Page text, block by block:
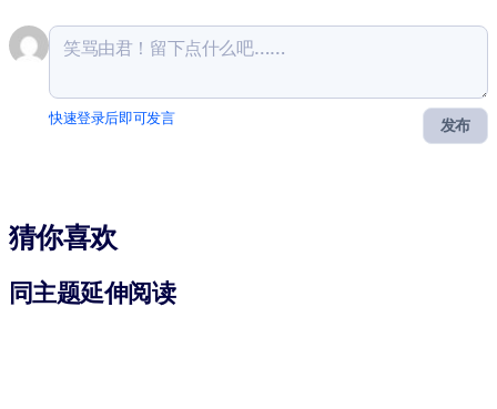
发布
快速登录后即可发言
猜你喜欢
同主题延伸阅读